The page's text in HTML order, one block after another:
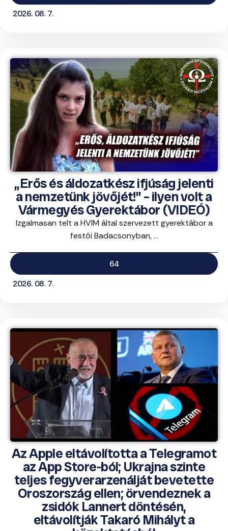
2026. 08. 7.
„Erős és áldozatkész ifjúság jelenti
a nemzetünk jövőjét!” – ilyen volt a
Vármegyés Gyerektábor (VIDEÓ)
Izgalmasan telt a HVIM által szervezett gyerektábor a
festői Badacsonyban, ...
64
2026. 08. 7.
Az Apple eltávolította a Telegramot
az App Store-ból; Ukrajna szinte
teljes fegyverarzenálját bevetette
Oroszország ellen; örvendeznek a
zsidók Lannert döntésén,
eltávolítják Takaró Mihályt a